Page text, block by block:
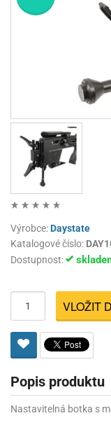
DETEKTORY KOVŮ
Výrobce:Daystate
Katalogové číslo:
Dostupnost:
VLOŽIT
Popis produktu
Nastavitelná botka s